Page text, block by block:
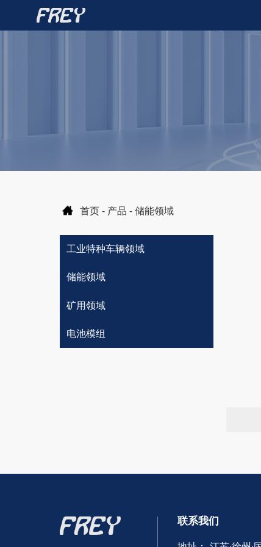
首页- 产品 - 储能领域
工业特种车辆领域
储能领域
矿用领域
电池模组
联系我们